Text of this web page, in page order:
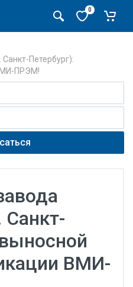
0
Петербург):
ПРЭМ!
Санкт-
ВМИ-